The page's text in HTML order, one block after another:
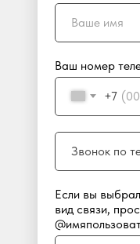
Ваш номер
+7
Если вы
вид связи,